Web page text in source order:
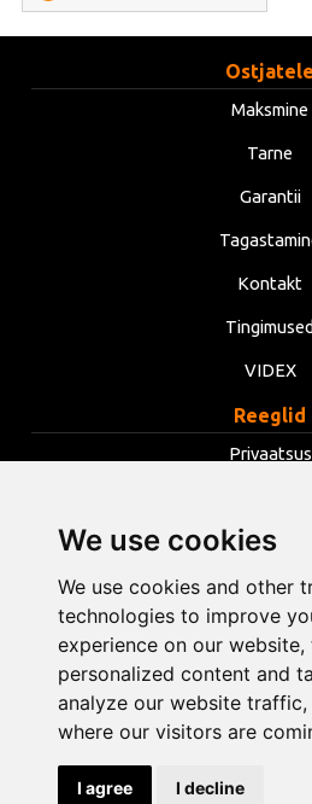
We use cookies
We use cookies and other
technologies to improve
experience on our
personalized content and
analyze our website
where our visitors are
I agree I decline
Ostjatele
Maksmine
Tarne
Garantii
Kontakt
Tingimused
VIDEX
Reeglid
Privaatsus
Küpsised
Muuda küpsiste
info@opentools.lv